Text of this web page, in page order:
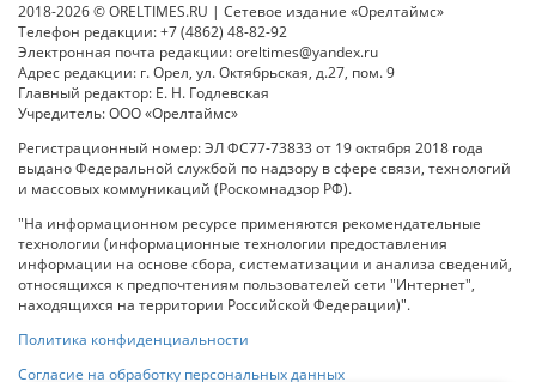
2018-2026 © ORELTIMES.RU | Сетевое издание «Орелтаймс»
Телефон редакции: +7 (4862) 48-82-92
Электронная почта редакции: oreltimes@yandex.ru
Адрес редакции: г. Орел, ул. Октябрьская, д.27, пом. 9
Главный редактор: Е. Н. Годлевская
Учредитель: ООО «Орелтаймс»
Регистрационный номер: ЭЛ ФС77-73833 от 19 октября 2018 года
выдано Федеральной службой по надзору в сфере связи, технологий
и массовых коммуникаций (Роскомнадзор РФ).
"На информационном ресурсе применяются рекомендательные
технологии (информационные технологии предоставления
информации на основе сбора, систематизации и анализа сведений,
относящихся к предпочтениям пользователей сети "Интернет",
находящихся на территории Российской Федерации)".
Политика конфиденциальности
Согласие на обработку персональных данных